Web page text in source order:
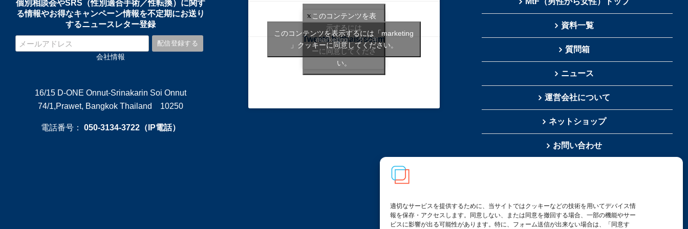
適切なサービスを提供するために、当サイトではクッキーなどの技術を用いてデバイス情
報を保存・アクセスします。同意しない、または同意を撤回する場合、一部の機能やサー
ビスに影響が出る可能性があります。特に、フォーム送信が出来ない場合は、「同意す
個別相談会やSRS（性別適合手術／性転換）に関す
る情報やお得なキャンペーン情報を不定期にお送り
するニュースレター登録
会社情報
16/15 D-ONE Onnut-Srinakarin Soi Onnut
74/1,Prawet, Bangkok Thailand 10250
電話番号：050-3134-3722（IP電話）
Tweets bythaisrscom
このコンテンツを表
示するには
「marketing 」クッキ
ーに同意してくださ
い。
このコンテンツを表示するには「marketing
」クッキーに同意してください。
資料一覧
質問箱
ニュース
運営会社について
ネットショップ
お問い合わせ
…